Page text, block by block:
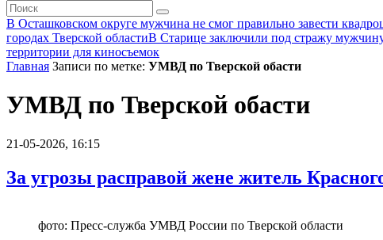
В Осташковском округе мужчина не смог правильно завести
городах Тверской областиВ Старице заключили под стражу
территории для киносъемок
Главная Записи по метке: УМВД по Тверской обасти
УМВД по Тверской обасти
21-05-2026, 16:15
За угрозы расправой жене житель
фото: Пресс-служба УМВД России по Тверской области